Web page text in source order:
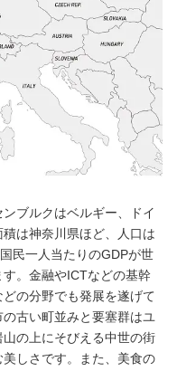
ブルクはベルギー、ドイ
は神奈川県ほど、人口は
民一人当たりのGDPが世
。金融やICTなどの基幹
の分野でも発展を遂げて
古い町並みと要塞群はユ
の上にそびえる中世の街
しさです。また、美食の